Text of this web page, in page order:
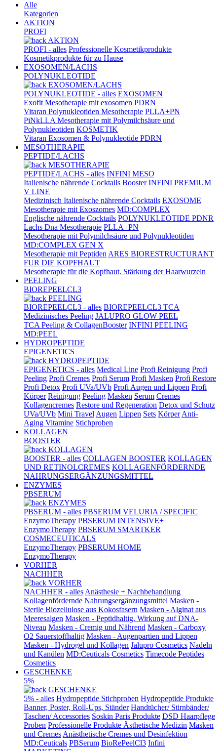
Alle
Kategorien
AKTION
PROFI
AKTION
PROFI - alles Professionelle Kosmetikprodukte
Kosmetikprodukte für zu Hause
EXOSOMEN/LACHS
POLYNUKLEOTIDE
EXOSOMEN/LACHS
POLYNUKLEOTIDE - alles EXOSOMEN
Exofit Mesotherapie mit exosomen PDRN
Vitaran Polynukleotiden Mesotherapie PLLA+PN
PiNkLLA Mesotherapie mit Polymilchsäure und
Polynukleotiden KOSMETIK
Vitaran Exosomen & Polynukleotide PDRN
MESOTHERAPIE
PEPTIDE/LACHS
MESOTHERAPIE
PEPTIDE/LACHS - alles INFINI MESO
Italienische nährende Cocktails Booster INFINI PREMIUM
V LINE
Medizinisch Italienische nährende Cocktails EXOSOME
Mesotherapie mit Exoszomes MD:COMPLEX
Englische nährende Cocktails POLYNUKLEOTIDE PDNR
Lachs Dna Mesotherapie PLLA+PN
Mesotherapie mit Polymilchsäure und Polynukleotiden
MD:COMPLEX GEN X
Mesotherapie mit Peptiden ARES BIORESTRUCTURANT
FUR DIE KOPFHAUT
Mesotherapie für die Kopfhaut. Stärkung der Haarwurzeln
PEELING
BIOREPEELCL3
PEELING
BIOREPEELCL3 - alles BIOREPEELCL3 TCA
Medizinisches Peeling JALUPRO GLOW PEEL
TCA Peeling & CollagenBooster INFINI PEELING
MD:PEEL
HYDROPEPTIDE
EPIGENETICS
HYDROPEPTIDE
EPIGENETICS - alles Medical Line Profi Reinigung Profi
Peeling Profi Cremes Profi Serum Profi Masken Profi Restore
Profi Detox Profi UVa/UVb Profi Augen und Lippen Profi
Körper Reinigung Peeling Masken Serum Cremes
Kollagencremes Restore und Regeneration Detox und Schutz
UVa/UVb Mini Travel Augen Lippen Sets Körper Anti-
Aging Vitamine Stichproben
KOLLAGEN
BOOSTER
KOLLAGEN
BOOSTER - alles COLLAGEN BOOSTER KOLLAGEN
UND RETINOLCREMES KOLLAGENFÖRDERNDE
NAHRUNGSERGÄNZUNGSMITTEL
ENZYMES
PBSERUM
ENZYMES
PBSERUM - alles PBSERUM VELURIA / SPECIFIC
EnzymoTherapy PBSERUM INTENSIVE+
EnzymoTherapy PBSERUM SMARTKER
COSMECEUTICALS
EnzymoTherapy PBSERUM HOME
EnzymoTherapy
VORHER
NACHHER
VORHER
NACHHER - alles Anästhesie + Nachbehandlung
Kollagenfördernde Nahrungsergänzungsmittel Masken -
Sterile Biozellulose aus Kokosfasern Masken - Alginat aus
Meeresalgen Masken - Peptidhaltig, Wirkung auf DNA-
Niveau Masken - Cremig und Nährend Masken - Carboxy
O2 Sauerstoffhaltig Masken - Augenpartien und Lippen
Masken - Hydrogel und Kollagen Jalupro Cosmetics Nadeln
und Kanülen MD:Ceuticals Cosmetics Timecode Peptides
Cosmetics
GESCHENKE
5%
GESCHENKE
5% - alles Hydropeptide Stichproben Hydropeptide Produkte
Banner, Poster, Roll-Ups, Ständer Handtücher/ Stirnbänder/
Taschen/ Accessories Soskin Paris Produkte DSD Haarpflege
Proben Professionelle Produkte Ästhetische Medizin Masken
und Cremes Anästhetische Cremes und Desinfektion
MD:Ceuticals PBSerum BioRePeelCl3 Infini